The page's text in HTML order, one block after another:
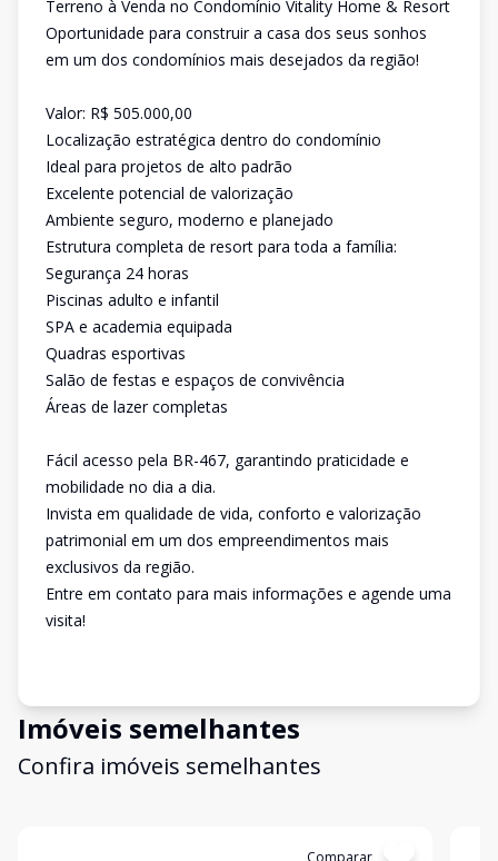
Terreno à Venda no Condomínio Vitality Home & Resort
Oportunidade para construir a casa dos seus sonhos
em um dos condomínios mais desejados da região!
Valor: R$ 505.000,00
Localização estratégica dentro do condomínio
Ideal para projetos de alto padrão
Excelente potencial de valorização
Ambiente seguro, moderno e planejado
Estrutura completa de resort para toda a família:
Segurança 24 horas
Piscinas adulto e infantil
SPA e academia equipada
Quadras esportivas
Salão de festas e espaços de convivência
Áreas de lazer completas
Fácil acesso pela BR-467, garantindo praticidade e
mobilidade no dia a dia.
Invista em qualidade de vida, conforto e valorização
patrimonial em um dos empreendimentos mais
exclusivos da região.
Entre em contato para mais informações e agende uma
visita!
Imóveis semelhantes
Confira imóveis semelhantes
Comparar